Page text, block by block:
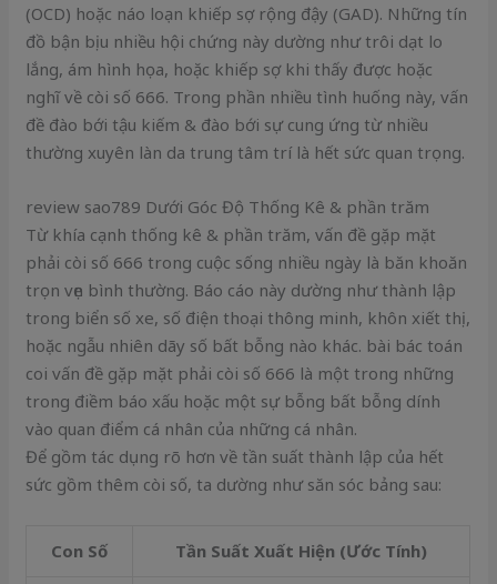
(OCD) hoặc náo loạn khiếp sợ rộng đậy (GAD). Những tín
đồ bận bịu nhiều hội chứng này dường như trôi dạt lo
lắng, ám hình họa, hoặc khiếp sợ khi thấy được hoặc
nghĩ về còi số 666. Trong phần nhiều tình huống này, vấn
đề đào bới tậu kiếm & đào bới sự cung ứng từ nhiều
thường xuyên làn da trung tâm trí là hết sức quan trọng.
review sao789 Dưới Góc Độ Thống Kê & phần trăm
Từ khía cạnh thống kê & phần trăm, vấn đề gặp mặt
phải còi số 666 trong cuộc sống nhiều ngày là băn khoăn
trọn vẹn bình thường. Báo cáo này dường như thành lập
trong biển số xe, số điện thoại thông minh, khôn xiết thị,
hoặc ngẫu nhiên dãy số bất bỗng nào khác. bài bác toán
coi vấn đề gặp mặt phải còi số 666 là một trong những
trong điềm báo xấu hoặc một sự bỗng bất bỗng dính
vào quan điểm cá nhân của những cá nhân.
Để gồm tác dụng rõ hơn về tần suất thành lập của hết
sức gồm thêm còi số, ta dường như săn sóc bảng sau:
Con Số Tần Suất Xuất Hiện (Ước Tính)